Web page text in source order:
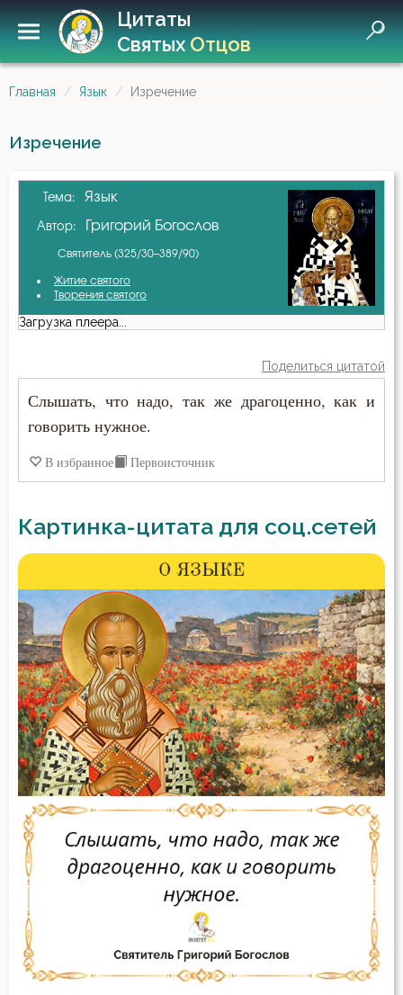
Цитаты
СвятыхОтцов
Главная Язык Изречение
Изречение
Тема: Язык
Автор: Григорий Богослов
Святитель (325/30–389/90)
Житие святого
Творения святого
Загрузка плеера...
Поделиться цитатой
Слышать, что надо, так же драгоценно, как и
говорить нужное.
В избранное Первоисточник
Картинка-цитата для соц.сетей